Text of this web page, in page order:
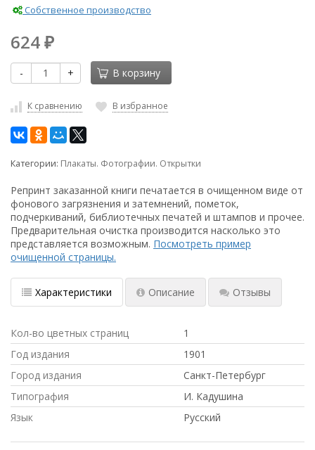
Собственное производство
624 ₽
- + В корзину
К сравнению В избранное
Категории: Плакаты. Фотографии. Открытки
Репринт заказанной книги печатается в очищенном виде от
фонового загрязнения и затемнений, пометок,
подчеркиваний, библиотечных печатей и штампов и прочее.
Предварительная очистка производится насколько это
представляется возможным. Посмотреть пример
очищенной страницы.
Характеристики Описание Отзывы
Кол-во цветных страниц
1
Год издания
1901
Город издания
Санкт-Петербург
Типография
И. Кадушина
Язык
Русский